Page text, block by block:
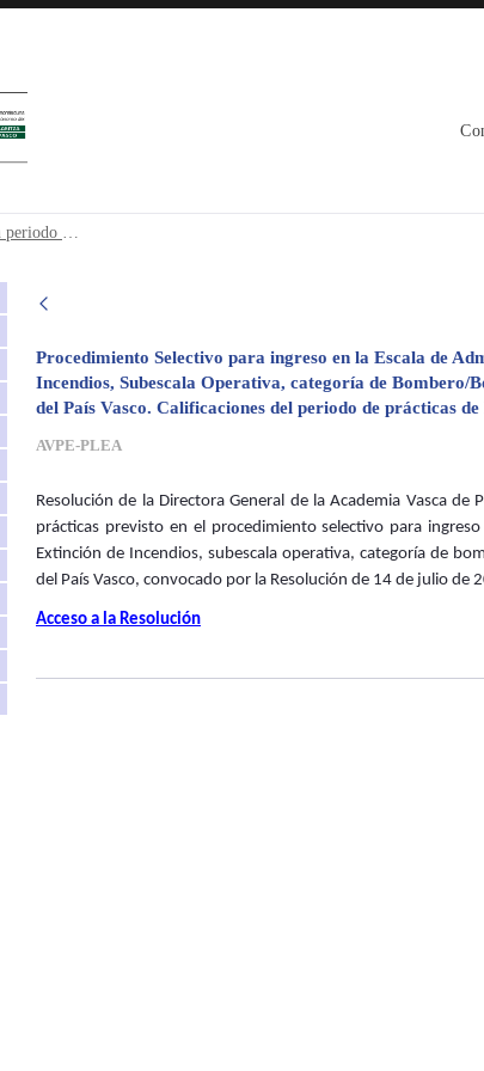
periodo de prácticas DFA - avpe
Unificada Bomberos 2022 Calificación periodo de prácticas DFA
Procedimiento Selectivo para ingreso en la Escala de
Incendios, Subescala Operativa, categoría de Bombero/
del País Vasco. Calificaciones del periodo de prácticas
AVPE-PLEA
Resolución de la Directora General de la Academia Vasca
prácticas previsto en el procedimiento selectivo para
Extinción de Incendios, subescala operativa, categoría de
del País Vasco, convocado por la Resolución de 14 de julio de
Acceso a la Resolución